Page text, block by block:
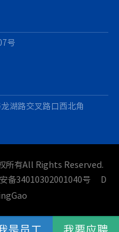
号
湖路交叉路口西北角
所有All Rights Reserved.
备34010302001040号
D
是员工 我要应聘